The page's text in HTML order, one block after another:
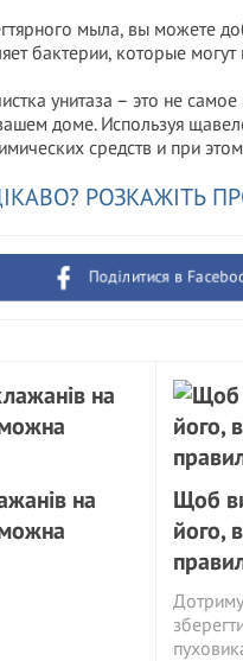
мыла, вы можете
бактерии, которые могут
унитаза – это не
доме. Используя
средств и при
РОЗКАЖІТЬ
Поділитися в
на
Щоб
його,